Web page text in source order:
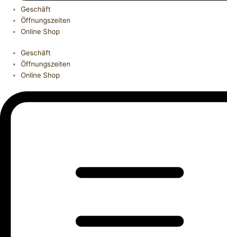
Geschäft
Öffnungszeiten
Online Shop
Geschäft
Öffnungszeiten
Online Shop